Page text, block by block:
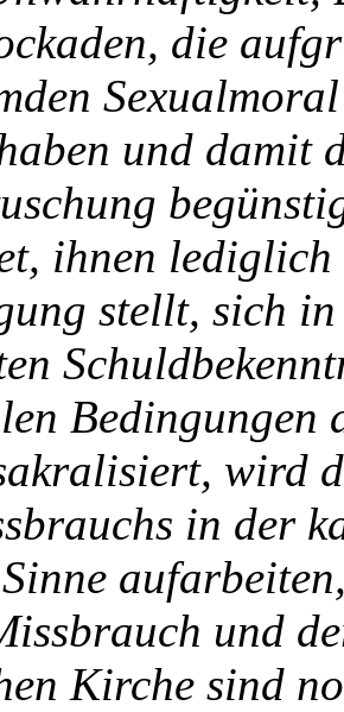
die
und damit
ihnen
stellt, sich
Bedingungen
wird
in der
und
Kirche sind